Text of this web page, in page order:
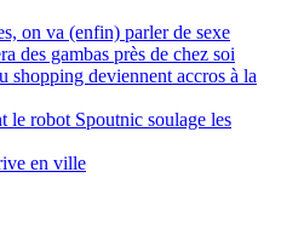
on va (enfin) parler de sexe
des gambas près de chez soi
shopping deviennent accros à la
le robot Spoutnic soulage les
en ville